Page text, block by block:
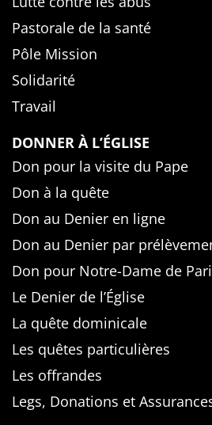
Pastorale de la santé
Pôle Mission
Solidarité
Travail
DONNER À L’ÉGLISE
Don pour la visite du Pape
Don à la quête
Don au Denier en ligne
Don au Denier par
Don pour Notre-Dame de
Le Denier de l’Église
La quête dominicale
Les quêtes particulières
Les offrandes
Legs, Donations et